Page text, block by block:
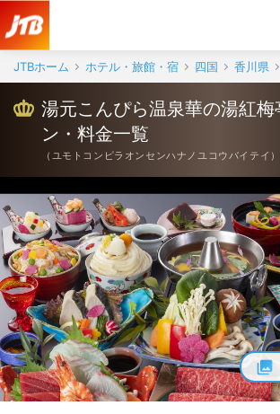
JTBホーム ホテル・旅館・宿 四国 香川県
湯元こんぴら温泉華の湯紅梅
ン・料金一覧
（ ユモトコンピラオンセンハナノユコウバイテイ ）